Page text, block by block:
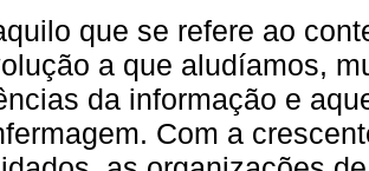
que se refere ao
a que aludíamos,
da informação e
Com a